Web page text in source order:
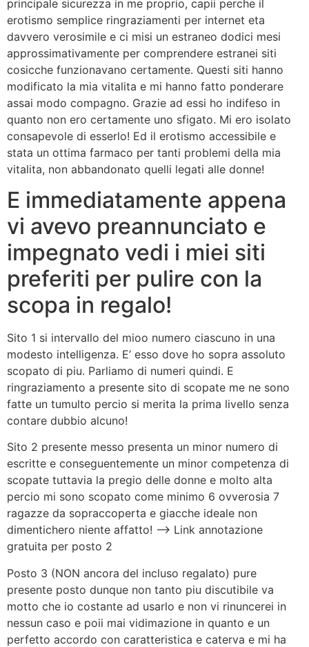
principale sicurezza in me proprio, capii perche il
erotismo semplice ringraziamenti per internet eta
davvero verosimile e ci misi un estraneo dodici mesi
approssimativamente per comprendere estranei siti
cosicche funzionavano certamente. Questi siti hanno
modificato la mia vitalita e mi hanno fatto ponderare
assai modo compagno. Grazie ad essi ho indifeso in
quanto non ero certamente uno sfigato. Mi ero isolato
consapevole di esserlo! Ed il erotismo accessibile e
stata un ottima farmaco per tanti problemi della mia
vitalita, non abbandonato quelli legati alle donne!
E immediatamente appena
vi avevo preannunciato e
impegnato vedi i miei siti
preferiti per pulire con la
scopa in regalo!
Sito 1 si intervallo del mioo numero ciascuno in una
modesto intelligenza. E’ esso dove ho sopra assoluto
scopato di piu. Parliamo di numeri quindi. E
ringraziamento a presente sito di scopate me ne sono
fatte un tumulto percio si merita la prima livello senza
contare dubbio alcuno!
Sito 2 presente messo presenta un minor numero di
escritte e conseguentemente un minor competenza di
scopate tuttavia la pregio delle donne e molto alta
percio mi sono scopato come minimo 6 ovverosia 7
ragazze da sopraccoperta e giacche ideale non
dimentichero niente affatto! ——> Link annotazione
gratuita per posto 2
Posto 3 (NON ancora del incluso regalato) pure
presente posto dunque non tanto piu discutibile va
motto che io costante ad usarlo e non vi rinuncerei in
nessun caso e poii mai vidimazione in quanto e un
perfetto accordo con caratteristica e caterva e mi ha